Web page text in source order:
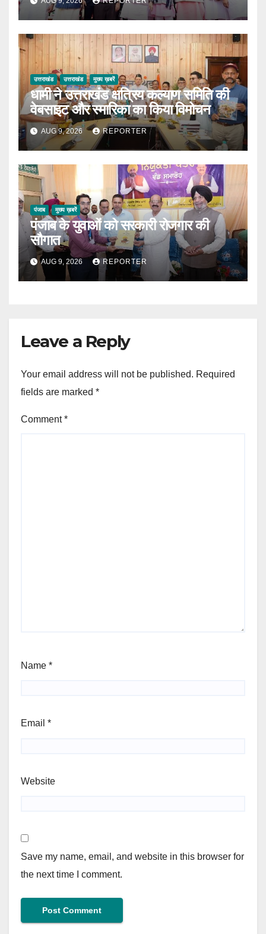
उत्तराखंड उत्तराखंड मुख्य ख़बरें
धामी ने उत्तराखंड क्षत्रिय कल्याण समिति की
वेबसाइट और स्मारिका का किया विमोचन
AUG 9, 2026 REPORTER
पंजाब मुख्य ख़बरें
पंजाब के युवाओं को सरकारी रोजगार की
सौगात
AUG 9, 2026 REPORTER
Leave a Reply
Your email address will not be published. Required
fields are marked *
Comment*
Name *
Email *
Website
Save my name, email, and website in this browser for
the next time I comment.